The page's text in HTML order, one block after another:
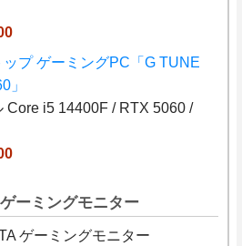
ップ ゲーミングPC「G TUNE
」
Core i5 14400F / RTX 5060 /
ーミングモニター
ゲーミングモニター